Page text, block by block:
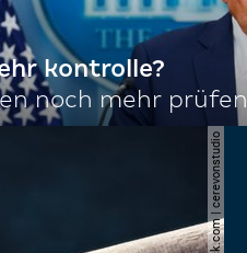
kontrolle?
noch mehr prüfen